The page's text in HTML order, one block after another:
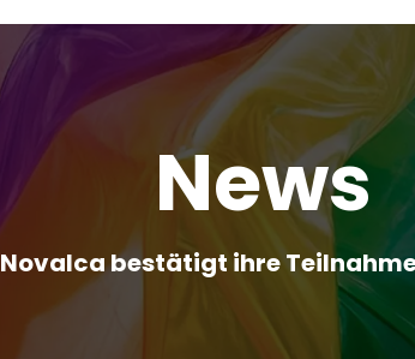
News
Novalca bestätigt ihre Teilnahme